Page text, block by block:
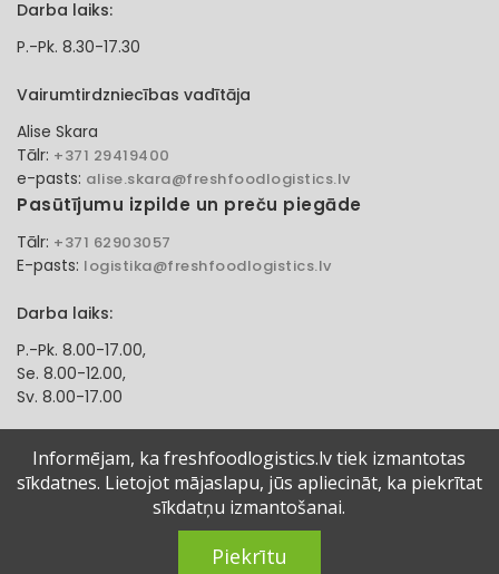
Darba laiks:
P.-Pk. 8.30-17.30
Vairumtirdzniecības vadītāja
Alise Skara
Tālr: +371 29419400
e-pasts: alise.skara@freshfoodlogistics.lv
Pasūtījumu izpilde un preču piegāde
Tālr: +371 62903057
E-pasts: logistika@freshfoodlogistics.lv
Darba laiks:
P.-Pk. 8.00-17.00,
Se. 8.00-12.00,
Sv. 8.00-17.00
Aļona Gadzāne
+371 27321584
alona.gadzane@freshfoodlogistics.lv
Informējam, ka freshfoodlogistics.lv tiek izmantotas
sīkdatnes. Lietojot mājaslapu, jūs apliecināt, ka piekrītat
sīkdatņu izmantošanai.
Piekrītu